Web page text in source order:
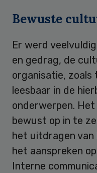
Bewuste
Er werd
en gedrag, de
organisatie, zoals
leesbaar in de
onderwerpen.
bewust op in te
het uitdragen
het aanspreken
Interne